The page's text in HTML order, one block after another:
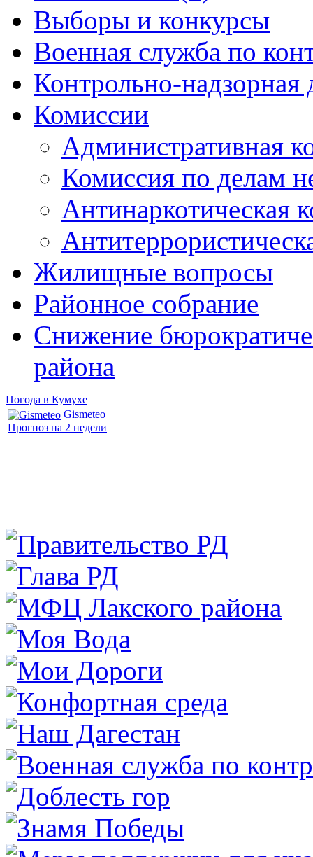
Выборы и конкурсы
Военная служба по
Контрольно-надзорная
Комиссии
Административная
Комиссия по делам
Антинаркотическая
Жилищные вопросы
Районное собрание
Снижение
района
Погода в Кумухе
Gismeteo
Прогноз на 2 недели